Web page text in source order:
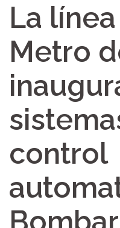
La
Metro
control